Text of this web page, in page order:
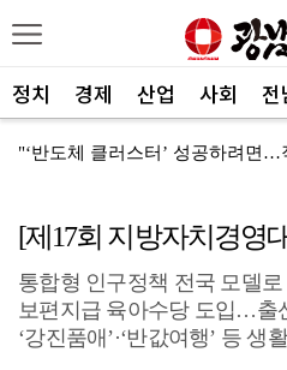
정치 경제 산업 사회 전
"광주 5개 자치구 기능·권한 확대
폭염에 멈춘 무안공항 참사 재수
[제17회 지방자치경영
통합형 인구정책 전국 모델로
보편지급 육아수당 도입…출
‘강진품애’·‘반값여행’ 등